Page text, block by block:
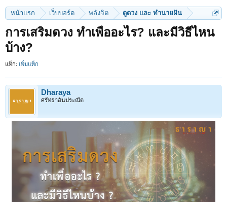
หน้าแรก เว็บบอร์ด พลังจิต ดูดวง และ ทำนายฝัน
การเสริมดวง ทำเพื่ออะไร? และมีวิธีไหน
บ้าง?
แท็ก: เพิ่มแท็ก
Dharaya
ศรัทธาอันประณีต